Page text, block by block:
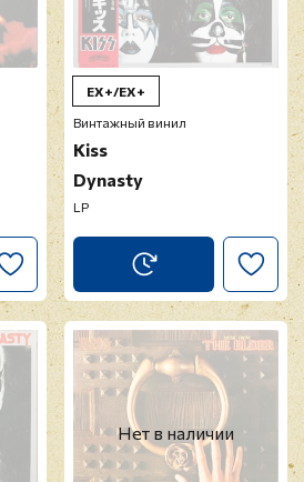
EX+/EX+
Винтажный винил
Kiss
Dynasty
LP
Нет в наличии